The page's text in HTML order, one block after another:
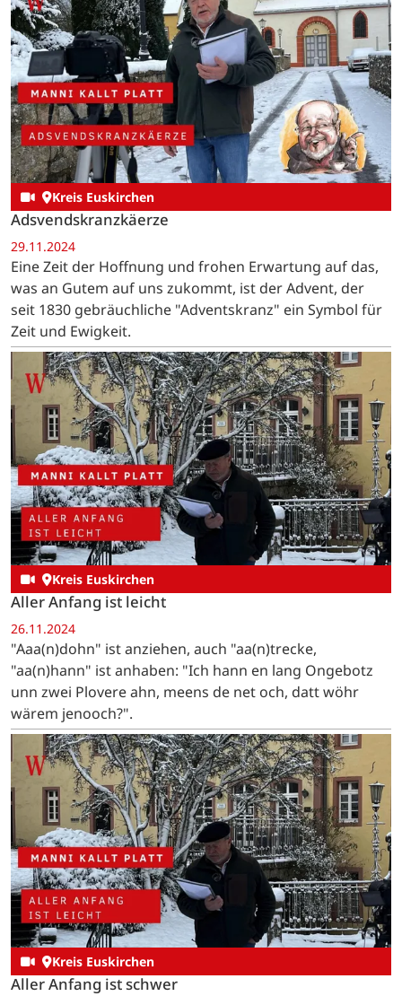
Kreis Euskirchen
Adsvendskranzkäerze
29.11.2024
Eine Zeit der Hoffnung und frohen Erwartung auf das,
was an Gutem auf uns zukommt, ist der Advent, der
seit 1830 gebräuchliche "Adventskranz" ein Symbol für
Zeit und Ewigkeit.
Kreis Euskirchen
Aller Anfang ist leicht
26.11.2024
"Aaa(n)dohn" ist anziehen, auch "aa(n)trecke,
"aa(n)hann" ist anhaben: "Ich hann en lang Ongebotz
unn zwei Plovere ahn, meens de net och, datt wöhr
wärem jenooch?".
Kreis Euskirchen
Aller Anfang ist schwer